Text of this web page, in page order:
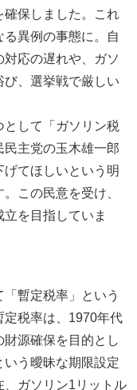
保しました。これ
異例の事態に。自
応の遅れや、ガソ
び、選挙戦で厳しい
して「ガソリン税
主党の玉木雄一郎
てほしいという明
この民意を受け、
を目指していま
暫定税率」という
税率は、1970年代
源確保を目的とし
う曖昧な期限設定
、ガソリン1リットル